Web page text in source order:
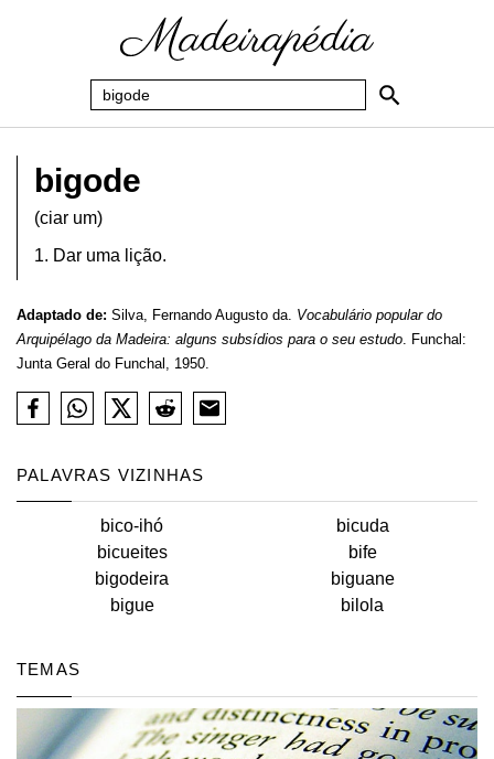
bigode
(ciar um)
1. Dar uma lição.
Adaptado de: Silva, Fernando Augusto da. Vocabulário popular do
Arquipélago da Madeira: alguns subsídios para o seu estudo. Funchal:
Junta Geral do Funchal, 1950.
PALAVRAS VIZINHAS
bico-ihó
bicuda
bicueites
bife
bigodeira
biguane
bigue
bilola
TEMAS